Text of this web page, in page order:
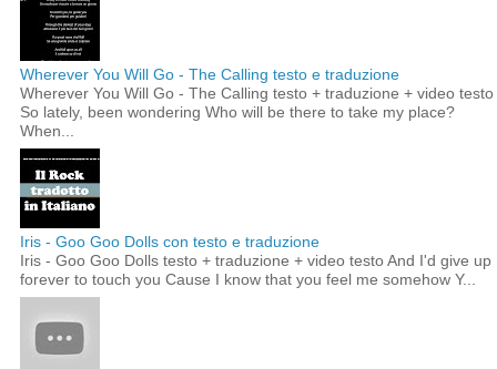
Wherever You Will Go - The Calling testo e traduzione
Wherever You Will Go - The Calling testo + traduzione + video testo
So lately, been wondering Who will be there to take my place?
When...
Iris - Goo Goo Dolls con testo e traduzione
Iris - Goo Goo Dolls testo + traduzione + video testo And I'd give up
forever to touch you Cause I know that you feel me somehow Y...